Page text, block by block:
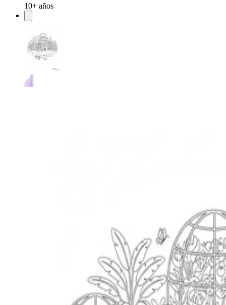
10+ años